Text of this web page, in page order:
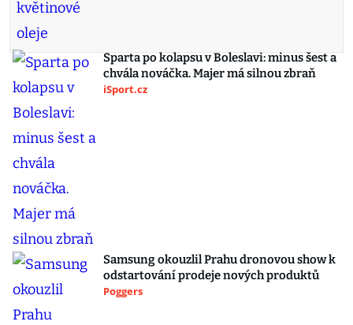
Sparta po kolapsu v Boleslavi: minus šest a
chvála nováčka. Majer má silnou zbraň
iSport.cz
Samsung okouzlil Prahu dronovou show k
odstartování prodeje nových produktů
Poggers